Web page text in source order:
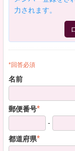
力されます。
*回答必須
名前
郵便番号*
-
都道府県*